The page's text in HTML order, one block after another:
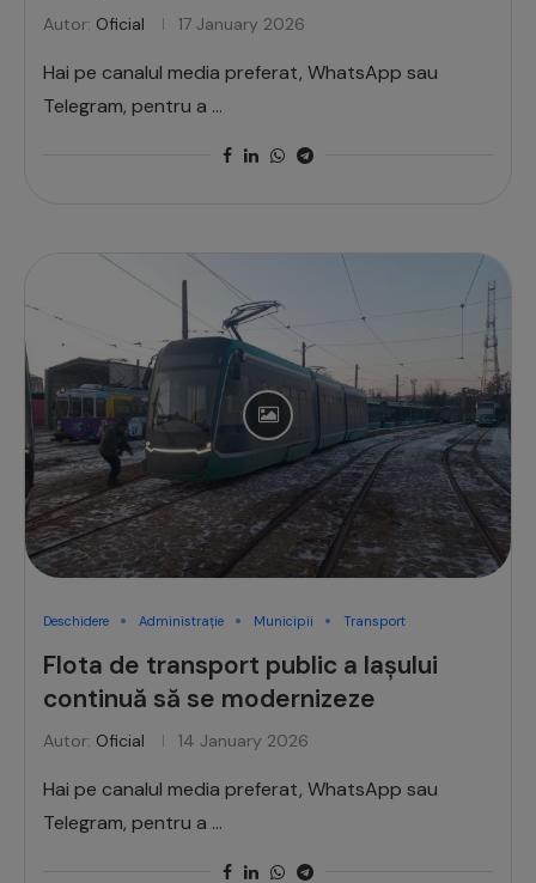
Autor: Oficial 17 January 2026
Hai pe canalul media preferat, WhatsApp sau
Telegram, pentru a …
Deschidere Administrație Municipii Transport
Flota de transport public a Iașului
continuă să se modernizeze
Autor: Oficial 14 January 2026
Hai pe canalul media preferat, WhatsApp sau
Telegram, pentru a …